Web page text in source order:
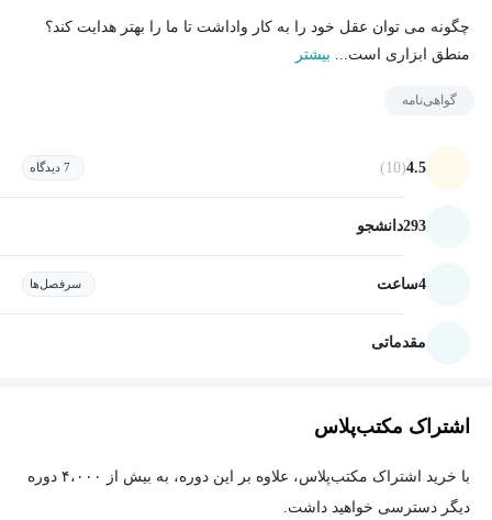
چگونه می توان عقل خود را به کار واداشت تا ما را بهتر هدایت کند؟
منطق ابزاری است... بیشتر
گواهی‌نامه
4.5
(10) 7 دیدگاه
293دانشجو
4ساعت سرفصل‌ها
مقدماتی
اشتراک مکتب‌پلاس
با خرید اشتراک مکتب‌پلاس، علاوه بر این دوره، به بیش از ۴،۰۰۰ دوره
دیگر دسترسی خواهید داشت.